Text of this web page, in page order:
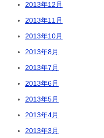
2013年12月
2013年11月
2013年10月
2013年8月
2013年7月
2013年6月
2013年5月
2013年4月
2013年3月